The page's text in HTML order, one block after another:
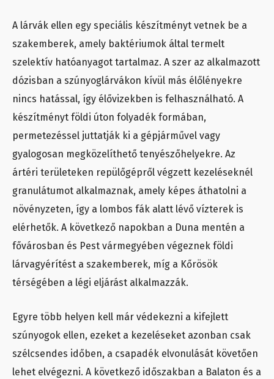
A lárvák ellen egy speciális készítményt vetnek be a
szakemberek, amely baktériumok által termelt
szelektív hatóanyagot tartalmaz. A szer az alkalmazott
dózisban a szúnyoglárvákon kívül más élőlényekre
nincs hatással, így élővizekben is felhasználható. A
készítményt földi úton folyadék formában,
permetezéssel juttatják ki a gépjárművel vagy
gyalogosan megközelíthető tenyészőhelyekre. Az
ártéri területeken repülőgépről végzett kezeléseknél
granulátumot alkalmaznak, amely képes áthatolni a
növényzeten, így a lombos fák alatt lévő vízterek is
elérhetők. A következő napokban a Duna mentén a
fővárosban és Pest vármegyében végeznek földi
lárvagyérítést a szakemberek, míg a Kőrösök
térségében a légi eljárást alkalmazzák.
Egyre több helyen kell már védekezni a kifejlett
szúnyogok ellen, ezeket a kezeléseket azonban csak
szélcsendes időben, a csapadék elvonulását követően
lehet elvégezni. A következő időszakban a Balaton és a